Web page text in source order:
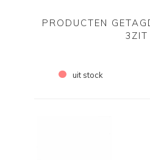
PRODUCTEN
3ZIT
uit stock